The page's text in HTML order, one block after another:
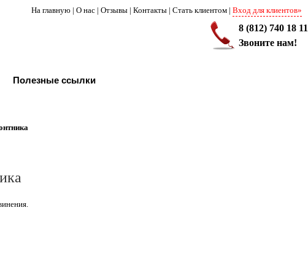
На главную | О нас | Отзывы | Контакты | Стать клиентом | Вход для клиентов»
8 (812) 740 18 11
Звоните нам!
Полезные ссылки